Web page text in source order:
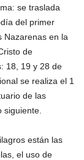
se traslada
del primer
Nazarenas en la
de
18, 19 y 28 de
se realiza el 1
de las
están las
el uso de